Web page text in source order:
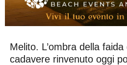
Melito. L’ombra della
cadavere rinvenuto oggi